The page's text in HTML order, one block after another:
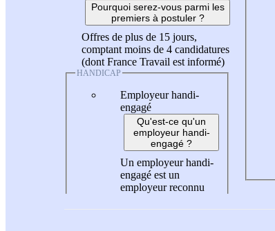
Pourquoi serez-vous parmi les
premiers à postuler ?
Offres de plus de 15 jours,
comptant moins de 4 candidatures
(dont France Travail est informé)
HANDICAP
Employeur handi-
engagé
Qu'est-ce qu'un
employeur handi-
engagé ?
Un employeur handi-
engagé est un
employeur reconnu